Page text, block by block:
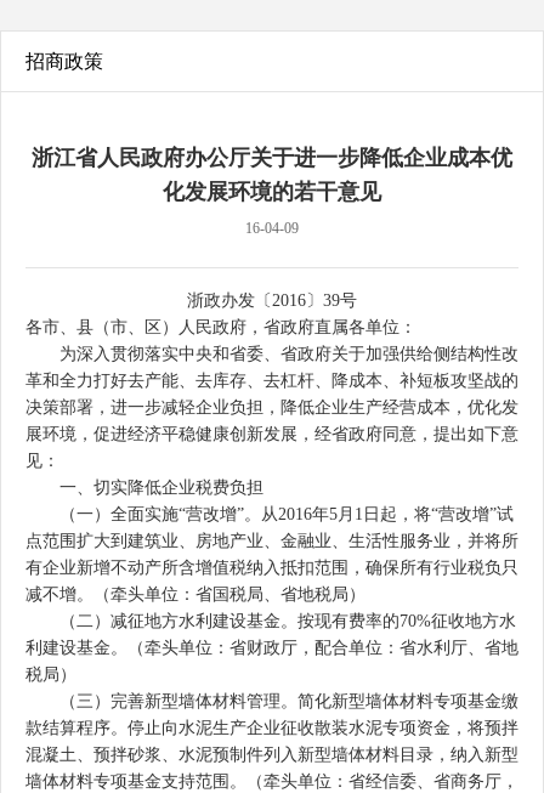
招商政策
浙江省人民政府办公厅关于进一步降低企业成本优
化发展环境的若干意见
16-04-09
浙政办发〔2016〕39号
各市、县（市、区）人民政府，省政府直属各单位：
为深入贯彻落实中央和省委、省政府关于加强供给侧结构性改
革和全力打好去产能、去库存、去杠杆、降成本、补短板攻坚战的
决策部署，进一步减轻企业负担，降低企业生产经营成本，优化发
展环境，促进经济平稳健康创新发展，经省政府同意，提出如下意
见：
一、切实降低企业税费负担
（一）全面实施“营改增”。从2016年5月1日起，将“营改增”试
点范围扩大到建筑业、房地产业、金融业、生活性服务业，并将所
有企业新增不动产所含增值税纳入抵扣范围，确保所有行业税负只
减不增。（牵头单位：省国税局、省地税局）
（二）减征地方水利建设基金。按现有费率的70%征收地方水
利建设基金。（牵头单位：省财政厅，配合单位：省水利厅、省地
税局）
（三）完善新型墙体材料管理。简化新型墙体材料专项基金缴
款结算程序。停止向水泥生产企业征收散装水泥专项资金，将预拌
混凝土、预拌砂浆、水泥预制件列入新型墙体材料目录，纳入新型
墙体材料专项基金支持范围。（牵头单位：省经信委、省商务厅，